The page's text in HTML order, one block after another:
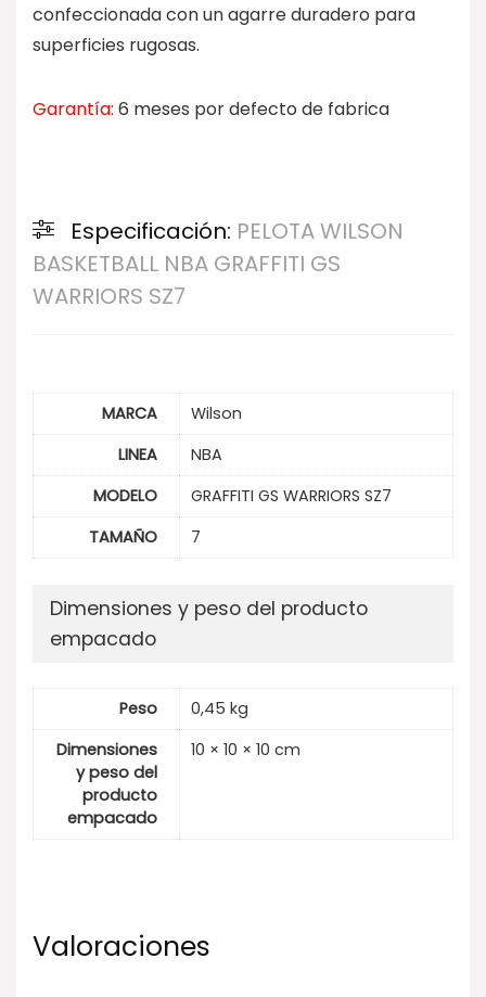
confeccionada con un agarre duradero para
superficies rugosas.
Garantía: 6 meses por defecto de fabrica
Especificación: PELOTA WILSON
BASKETBALL NBA GRAFFITI GS
WARRIORS SZ7
MARCA
Wilson
LINEA
NBA
MODELO
GRAFFITI GS WARRIORS SZ7
TAMAÑO
7
Dimensiones y peso del producto
empacado
Peso
0,45 kg
Dimensiones
y peso del
producto
empacado
10 × 10 × 10 cm
Valoraciones